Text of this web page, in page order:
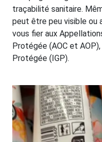
traçabilité sanitaire.
peut être peu visible ou
vous fier aux
Protégée (AOC et AOP),
Protégée (IGP).